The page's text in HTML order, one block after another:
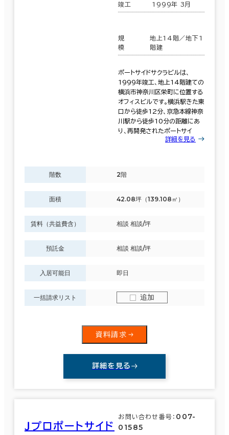
竣工 1999年 3月
規
模
地上14階／地下1
階建
ポートサイドサクラビルは、
1999年竣工、地上14階建ての
横浜市神奈川区栄町に位置する
オフィスビルです。横浜駅きた東
口から徒歩12分、京急本線神奈
川駅から徒歩10分の距離にあ
り、再開発されたポートサイ
詳細を見る
階数 2階
面積 42.08坪（139.108㎡）
賃料（共益費含） 相談 相談/坪
預託金 相談 相談/坪
入居可能日 即日
一括請求リスト 追加
資料請求
詳細を見る
Ｊプロポートサイド
お問い合わせ番号： 007-
01585